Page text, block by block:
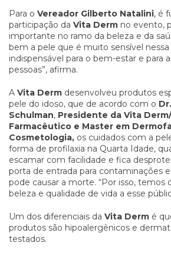
Para o Vereador Gilberto Natalini, é
participação da Vita Derm no evento,
importante no ramo da beleza e da
bem a pele que é muito sensível nessa
indispensável para o bem-estar e para
pessoas”, afirma.
A Vita Derm desenvolveu produtos
pele do idoso, que de acordo com o
Schulman, Presidente da Vita
Farmacêutico e Master em
Cosmetologia, os cuidados com a
forma de profilaxia na Quarta Idade,
escamar com facilidade e fica
porta de entrada para contaminações
pode causar a morte. “Por isso, temos
beleza e qualidade de vida a esse
Um dos diferenciais da Vita Derm é
produtos são hipoalergênicos e
testados.